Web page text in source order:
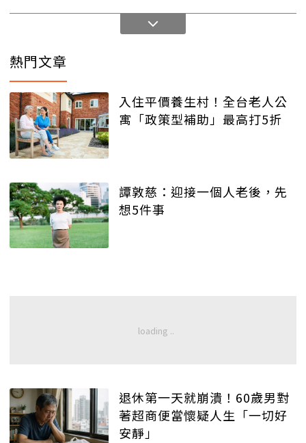
熱門文章
入住平價養生村！全台老人公
寓「政策型補助」最高打5折
譚敦慈：迎接一個人老後，先
想5件事
退休第一天就崩潰！60歲男對
著超商便當懷疑人生「一切好
安靜」